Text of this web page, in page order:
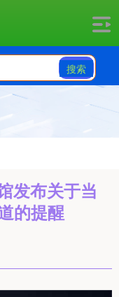
搜索
发布关于当
的提醒